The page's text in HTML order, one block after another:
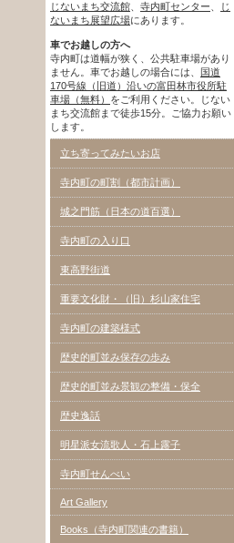
じないまち交流館
寺内町センター
じ
ないまち展望広場にあります。
車でお越しの方へ
寺内町は道幅が狭く、公共駐車場があり
ません。車でお越しの場合には、
国道
170号線（旧道）沿いの富田林市役所駐
車場（無料） をご利用ください。じない
まち交流館まで徒歩15分。ご協力お願い
します。
立ち寄ってみたいお店
寺内町の町割（都市計画）
城之門筋（日本の道百選）
寺内町の入り口
東高野街道
重要文化財・（旧）杉山家住宅
寺内町の建築様式
歴史的町並み保存の歩み
歴史的町並み景観の整備・保全
歴史逸話
明星派女流歌人・石上露子
寺内町せんべい
Art Gallery
Books（寺内町関連の書籍）